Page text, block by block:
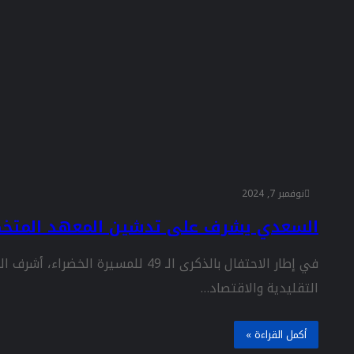
نوفمبر 7, 2024
السعدي يشرف على تدشين المعهد
في إطار الاحتفال بالذكرى الـ 49
التقليدية والاقتصاد…
أكمل القراءة »